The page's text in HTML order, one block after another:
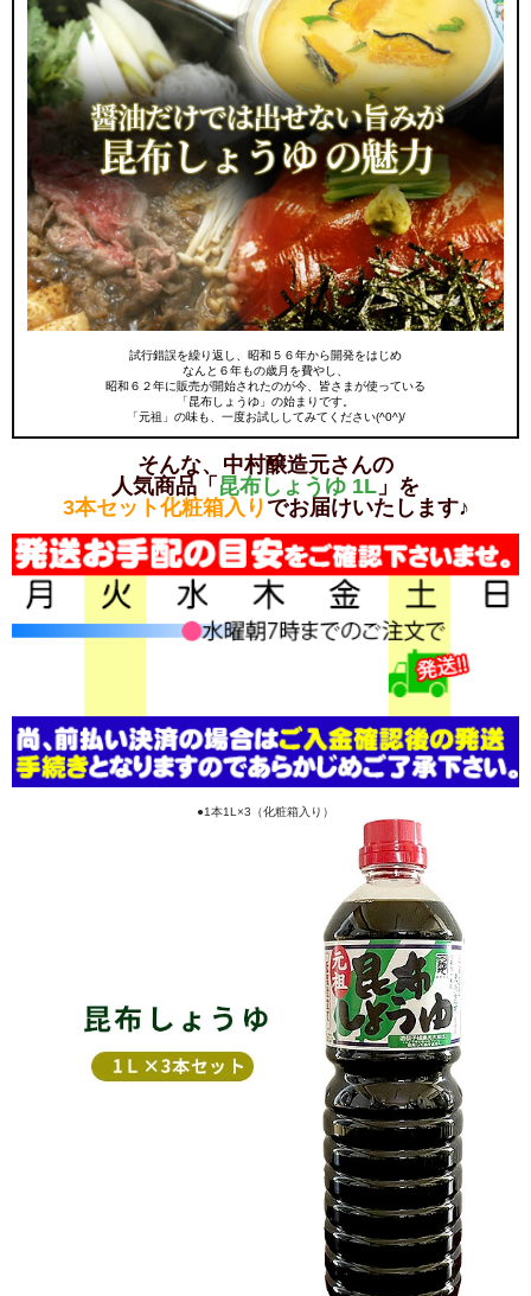
試行錯誤を繰り返し、昭和５６年から開発をはじめ
なんと６年もの歳月を費やし、
昭和６２年に販売が開始されたのが今、皆さまが使っている
「昆布しょうゆ」の始まりです。
「元祖」の味も、一度お試ししてみてください(^0^)/
そんな、中村醸造元さんの
人気商品「 昆布しょうゆ 1L 」を
3本セット化粧箱入り でお届けいたします♪
●1本1L×3（化粧箱入り）